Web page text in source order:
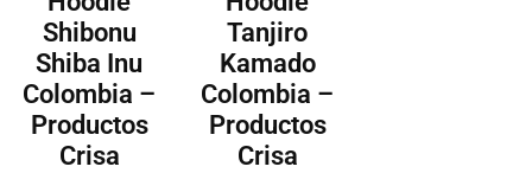
Shibonu
Shiba Inu
Colombia –
Productos
Crisa
Tanjiro
Kamado
Colombia –
Productos
Crisa